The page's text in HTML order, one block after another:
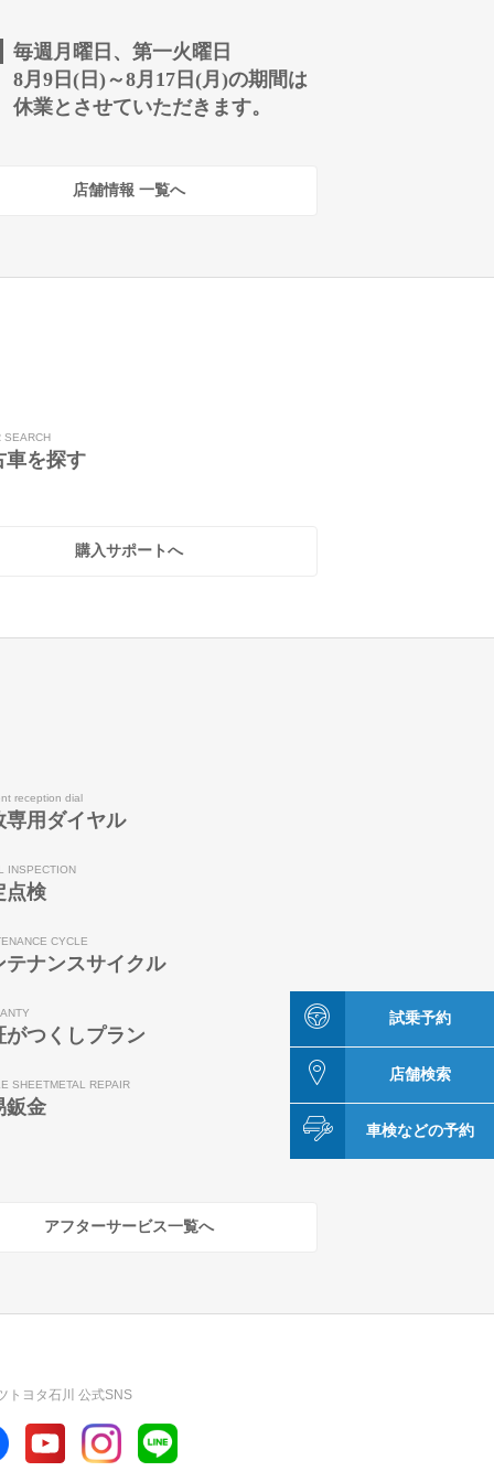
試乗予約
店舗検索
車検などの予約
毎週月曜日、第一火曜日
8月9日(日)～8月17日(月)の期間は
休業とさせていただきます。
店舗情報 一覧へ
SEARCH
車を探す
購入サポートへ
reception dial
専用ダイヤル
INSPECTION
点検
CYCLE
テナンスサイクル
がつくしプラン
SHEETMETAL REPAIR
鈑金
アフターサービス一覧へ
トヨタ石川 公式SNS